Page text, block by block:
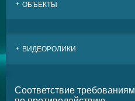
ОБЪЕКТЫ
ВИДЕОРОЛИКИ
Соответствие требованиям